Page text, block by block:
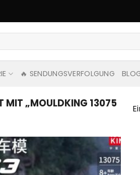
🔥 SENDUNGSVERFOLGUNG
MIT „MOULDKING 13075